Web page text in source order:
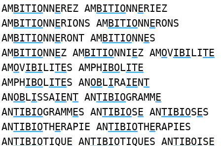
AMBITIONNEREZ AMBITIONNERIEZ
AMBITIONNERIONS AMBITIONNERONS
AMBITIONNERONT AMBITIONNES
AMBITIONNEZ AMBITIONNIEZ AMOVIBILITE
AMOVIBILITES AMPHIBOLITE
AMPHIBOLITES ANOBLIRAIENT
ANOBLISSAIENT ANTIBIOGRAMME
ANTIBIOGRAMMES ANTIBIOSE ANTIBIOSES
ANTIBIOTHERAPIE ANTIBIOTHERAPIES
ANTIBIOTIQUE ANTIBIOTIQUES ANTIBOISE